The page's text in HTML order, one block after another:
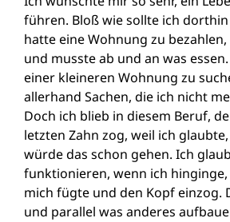
führen. Bloß wie sollte ich
hatte eine Wohnung zu
und musste ab und an was
einer kleineren Wohnung zu
allerhand Sachen, die ich nicht
Doch ich blieb in diesem Beruf,
letzten Zahn zog, weil ich
würde das schon gehen. Ich
funktionieren, wenn ich hinginge,
mich fügte und den Kopf einzog.
und parallel was anderes